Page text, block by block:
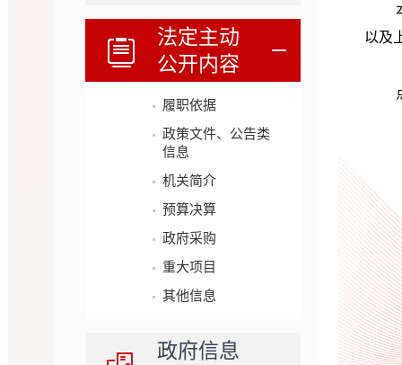
法定主动
公开内容
履职依据
政策文件、公告类
信息
机关简介
预算决算
政府采购
重大项目
其他信息
政府信息
以及